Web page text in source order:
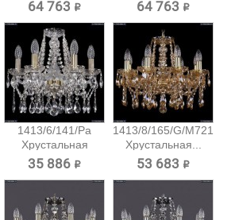
64 763 ₽ 64 763 ₽
1413/6/141/Pa
Хрустальная
подвесная...
35 886 ₽
1413/8/165/G/M721
Хрустальная...
53 683 ₽